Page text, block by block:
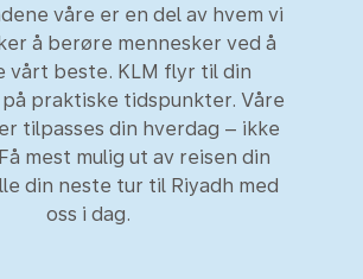
våre er en del av hvem vi
å berøre mennesker ved å
vårt beste. KLM flyr til din
praktiske tidspunkter. Våre
tilpasses din hverdag – ikke
mest mulig ut av reisen din
din neste tur til Riyadh med
oss i dag.